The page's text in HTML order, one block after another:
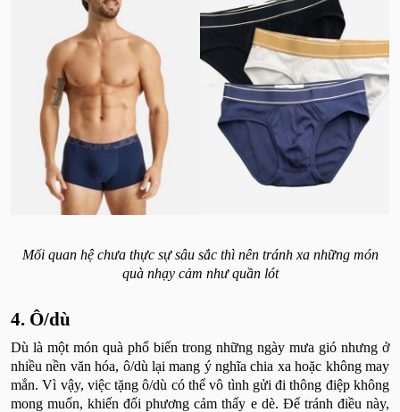
Mối quan hệ chưa thực sự sâu sắc thì nên tránh xa những món
quà nhạy cảm như quần lót
4. Ô/dù
Dù là một món quà phổ biến trong những ngày mưa gió nhưng ở
nhiều nền văn hóa, ô/dù lại mang ý nghĩa chia xa hoặc không may
mắn. Vì vậy, việc tặng ô/dù có thể vô tình gửi đi thông điệp không
mong muốn, khiến đối phương cảm thấy e dè. Để tránh điều này,